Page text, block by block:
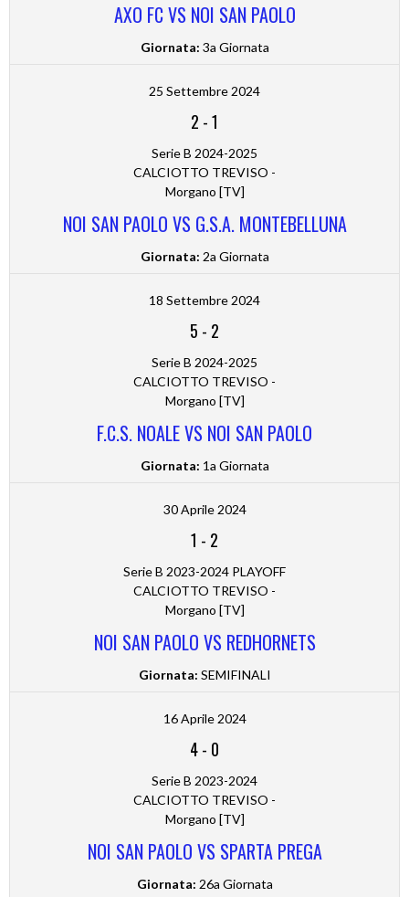
AXO FC VS NOI SAN PAOLO
Giornata: 3a Giornata
25 Settembre 2024
2 -1
Serie B 2024-2025
CALCIOTTO TREVISO -
Morgano [TV]
NOI SAN PAOLO VS G.S.A. MONTEBELLUNA
Giornata: 2a Giornata
18 Settembre 2024
5 - 2
Serie B 2024-2025
CALCIOTTO TREVISO -
Morgano [TV]
F.C.S. NOALE VS NOI SAN PAOLO
Giornata: 1a Giornata
30 Aprile 2024
1 - 2
Serie B 2023-2024 PLAYOFF
CALCIOTTO TREVISO -
Morgano [TV]
NOI SAN PAOLO VS REDHORNETS
Giornata: SEMIFINALI
16 Aprile 2024
4- 0
Serie B 2023-2024
CALCIOTTO TREVISO -
Morgano [TV]
NOI SAN PAOLO VS SPARTA PREGA
Giornata: 26a Giornata